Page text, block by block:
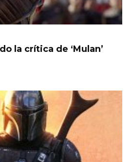
la crítica de ‘Mulan’